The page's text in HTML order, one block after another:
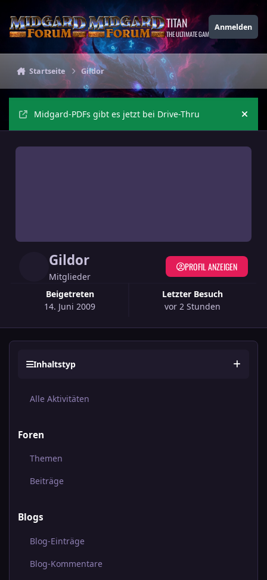
TITAN
THE ULTIMATE GAMING THEME
Anmelden
Startseite Gildor
Midgard-PDFs gibt es jetzt bei Drive-Thru
Gildor
Mitglieder
Beigetreten
14. Juni 2009
Letzter Besuch
vor 2 Stunden
PROFIL ANZEIGEN
Inhaltstyp
Alle Aktivitäten
Foren
Themen
Beiträge
Blogs
Blog-Einträge
Blog-Kommentare